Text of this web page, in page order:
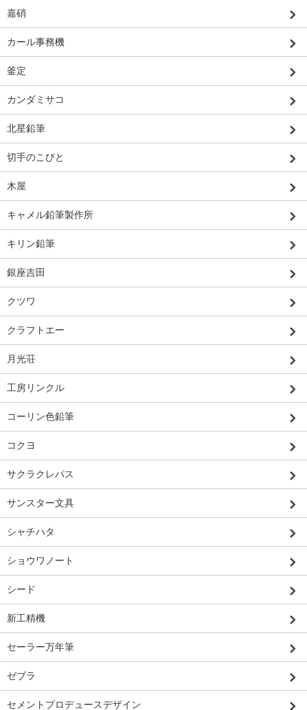
嘉硝
カール事務機
釜定
カンダミサコ
北星鉛筆
切手のこびと
木屋
キャメル鉛筆製作所
キリン鉛筆
銀座吉田
クツワ
クラフトエー
月光荘
工房リンクル
コーリン色鉛筆
コクヨ
サクラクレパス
サンスター文具
シャチハタ
ショウワノート
シード
新工精機
セーラー万年筆
ゼブラ
セメントプロデュースデザイン